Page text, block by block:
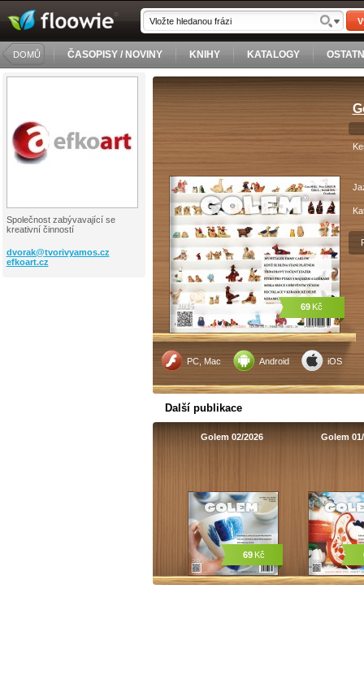
DOMŮ ČASOPISY / NOVINY KNIHY KATALOGY
Společnost zabývavající se
kreativní činností
dvorak@tvorivyamos.cz
efkoart.cz
PC, Mac Android iOS
69 Kč
Další publikace
Golem 02/2026
69 Kč
Golem